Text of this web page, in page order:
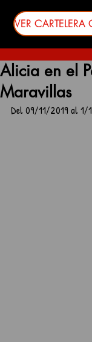
Alicia en el
Maravillas
Del 09/11/2019 al 1/